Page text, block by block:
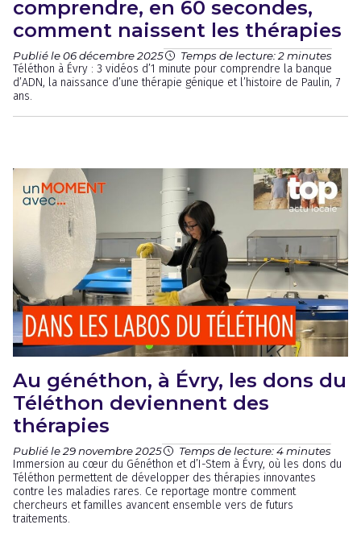
comprendre, en 60 secondes,
comment naissent les thérapies
Publié le 06 décembre 2025 Temps de lecture: 2 minutes
Téléthon à Évry : 3 vidéos d’1 minute pour comprendre la banque
d’ADN, la naissance d’une thérapie génique et l’histoire de Paulin, 7
ans.
Au généthon, à Évry, les dons du
Téléthon deviennent des
thérapies
Publié le 29 novembre 2025 Temps de lecture: 4 minutes
Immersion au cœur du Généthon et d’I-Stem à Évry, où les dons du
Téléthon permettent de développer des thérapies innovantes
contre les maladies rares. Ce reportage montre comment
chercheurs et familles avancent ensemble vers de futurs
traitements.